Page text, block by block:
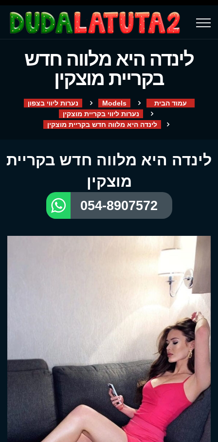
לינדה היא מלווה חדש
בקריית מוצקין
עמוד הבית Models
נערות ליווי בצפון
נערות ליווי בקריית מוצקין
לינדה היא מלווה חדש בקריית מוצקין
לינדה היא מלווה חדש בקריית
מוצקין
054-8907572